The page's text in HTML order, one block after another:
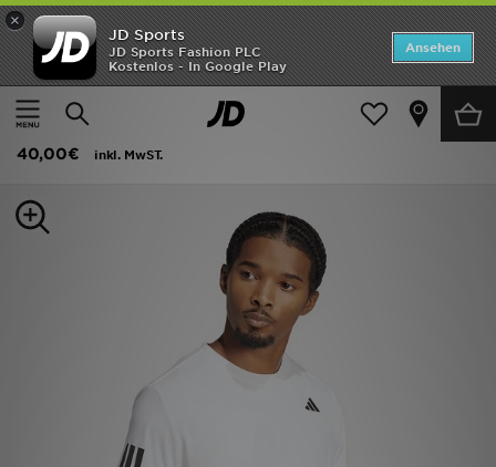
×
JD Sports
JD Sports Fashion PLC
Kostenlos - In Google Play
Ansehen
Home
Herren Herrenbekleidung T-Shirts und Tanktops
adidas Club Tennis Climacool 3-streifen T-shirt
40,00€
inkl. MwST.
ANGEBOTE
Neuheiten
Kinder